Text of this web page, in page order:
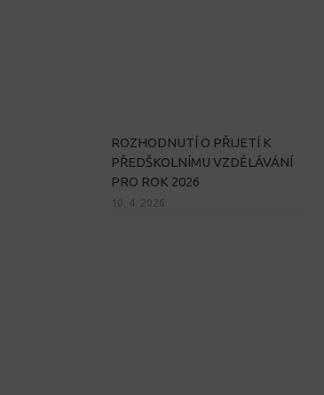
ROZHODNUTÍ O PŘIJETÍ K
PŘEDŠKOLNÍMU VZDĚLÁVÁNÍ
PRO ROK 2026
10. 4. 2026